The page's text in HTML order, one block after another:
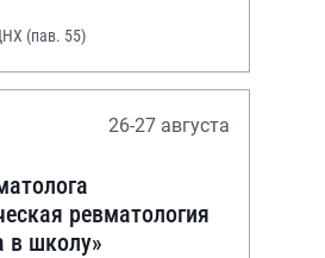
(пав. 55)
26-27 августа
ревматология
в школу»